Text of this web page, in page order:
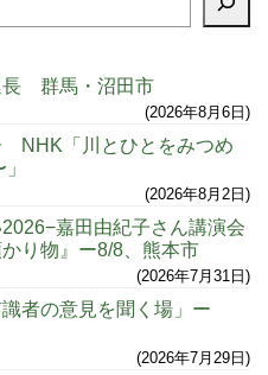
長 群馬・沼田市
2026年8月6日
NHK「川とひとをみつめ
2026年8月2日
嘉田由紀子さん講演会
り物』ー8/8、熊本市
2026年7月31日
者の意見を聞く場」ー
2026年7月29日